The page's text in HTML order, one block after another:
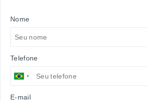
Nome
Telefone
E-mail